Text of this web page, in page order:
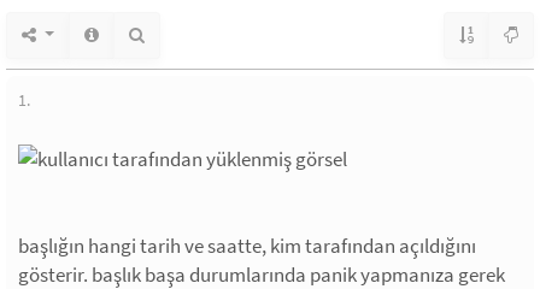
1.
başlığın hangi tarih ve saatte, kim tarafından açıldığını
gösterir. başlık başa durumlarında panik yapmanıza gerek